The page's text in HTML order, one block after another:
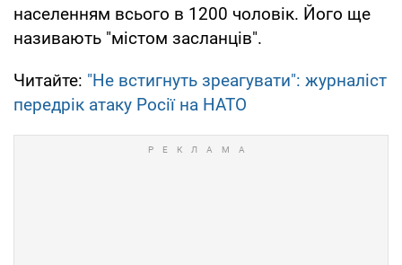
населенням всього в 1200 чоловік. Його ще
називають "містом засланців".
Читайте: "Не встигнуть зреагувати": журналіст
передрік атаку Росії на НАТО